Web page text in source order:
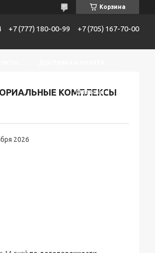
Корзина
+7 (777) 180-00-99 +7 (705) 167-70-00
Отзывы
КОМПЛЕКСЫ
2026